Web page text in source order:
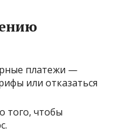
платежи —
или отказаться
того, чтобы